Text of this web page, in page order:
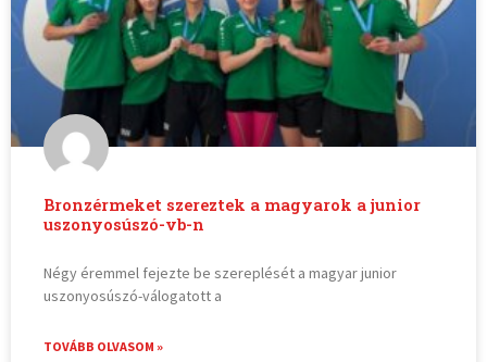
Bronzérmeket szereztek a magyarok a junior
uszonyosúszó-vb-n
Négy éremmel fejezte be szereplését a magyar junior
uszonyosúszó-válogatott a
TOVÁBB OLVASOM »